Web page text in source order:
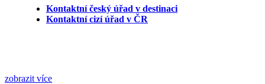
Kontaktní český úřad v destinaci
Kontaktní cizí úřad v ČR
zobrazit více